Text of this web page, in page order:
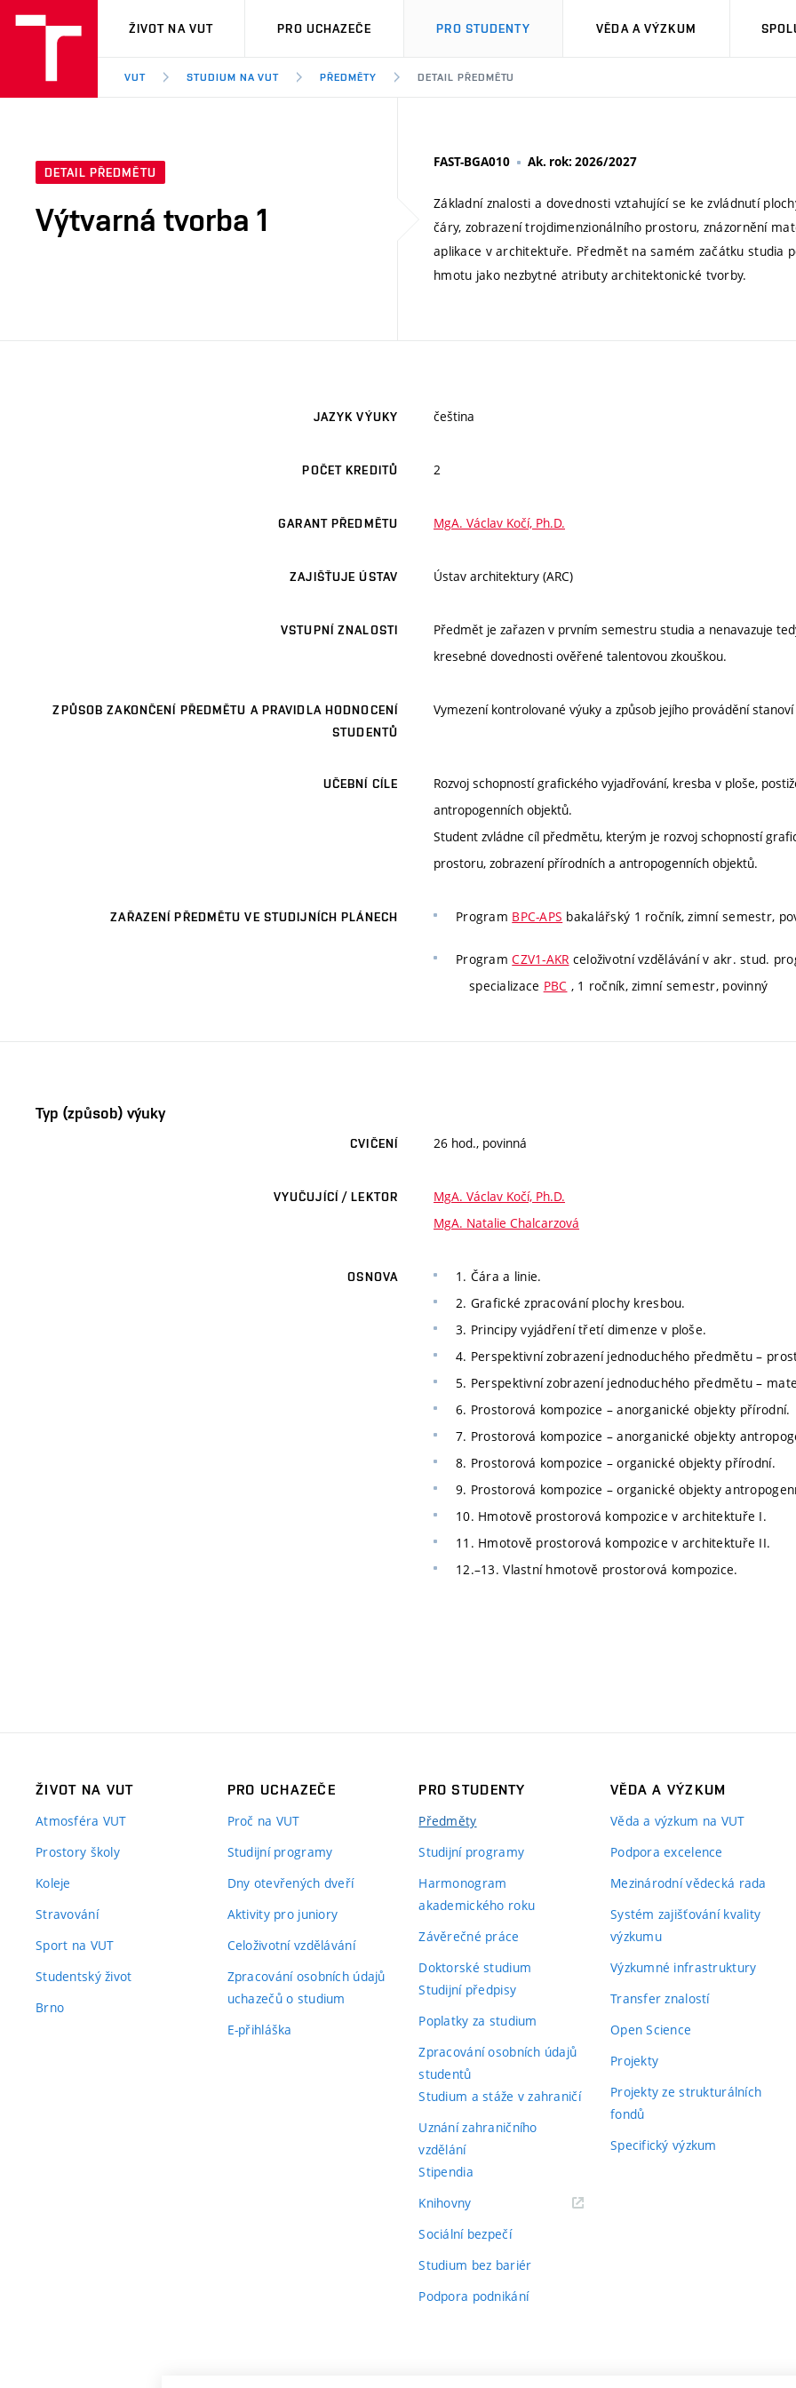
VUT
ŽIVOT NA VUT PRO UCHAZEČE PRO STUDENTY VĚDA A VÝZKUM
VUT STUDIUM NA VUT PŘEDMĚTY DETAIL PŘEDMĚTU
DETAIL PŘEDMĚTU
Výtvarná tvorba 1
FAST-BGA010 Ak. rok: 2026/2027
Základní znalosti a dovednosti vztahující se ke zvládnutí
čáry, zobrazení trojdimenzionálního prostoru, znázornění
aplikace v architektuře. Předmět na samém začátku studia
hmotu jako nezbytné atributy architektonické tvorby.
JAZYK VÝUKY čeština
POČET KREDITŮ 2
GARANT PŘEDMĚTU MgA. Václav Kočí, Ph.D.
ZAJIŠŤUJE ÚSTAV Ústav architektury (ARC)
VSTUPNÍ ZNALOSTI
Předmět je zařazen v prvním semestru studia a nenavazuje
kresebné dovednosti ověřené talentovou zkouškou.
ZPŮSOB ZAKONČENÍ PŘEDMĚTU A PRAVIDLA HODNOCENÍ
STUDENTŮ
Vymezení kontrolované výuky a způsob jejího provádění
UČEBNÍ CÍLE
Rozvoj schopností grafického vyjadřování, kresba v ploše,
antropogenních objektů.
Student zvládne cíl předmětu, kterým je rozvoj schopností
prostoru, zobrazení přírodních a antropogenních objektů.
ZAŘAZENÍ PŘEDMĚTU VE STUDIJNÍCH PLÁNECH Program BPC-APS bakalářský 1 ročník, zimní semestr,
ProgramCZV1-AKR celoživotní vzdělávání v akr. stud.
specializace PBC , 1 ročník, zimní semestr, povinný
Typ (způsob) výuky
CVIČENÍ 26 hod., povinná
VYUČUJÍCÍ / LEKTOR
MgA. Václav Kočí, Ph.D.
MgA. Natalie Chalcarzová
OSNOVA
1. Čára a linie.
2. Grafické zpracování plochy kresbou.
3. Principy vyjádření třetí dimenze v ploše.
4. Perspektivní zobrazení jednoduchého předmětu –
5. Perspektivní zobrazení jednoduchého předmětu –
6. Prostorová kompozice – anorganické objekty přírodní.
7. Prostorová kompozice – anorganické objekty
8. Prostorová kompozice – organické objekty přírodní.
9. Prostorová kompozice – organické objekty
10. Hmotově prostorová kompozice v architektuře I.
11. Hmotově prostorová kompozice v architektuře II.
12.–13. Vlastní hmotově prostorová kompozice.
ŽIVOT NA VUT
Atmosféra VUT
Prostory školy
Koleje
Stravování
Sport na VUT
Studentský život
Brno
PRO UCHAZEČE
Proč na VUT
Studijní programy
Dny otevřených dveří
Aktivity pro juniory
Celoživotní vzdělávání
Zpracování osobních údajů
uchazečů o studium
E-přihláška
PRO STUDENTY
Předměty
Studijní programy
Harmonogram
akademického roku
Závěrečné práce
Doktorské studium
Studijní předpisy
Poplatky za studium
Zpracování osobních údajů
studentů
Studium a stáže v zahraničí
Uznání zahraničního
vzdělání
Stipendia
Knihovny(externí
Sociální bezpečí
Studium bez bariér
Podpora podnikání
VĚDA A VÝZKUM
Věda a výzkum na VUT
Podpora excelence
Mezinárodní vědecká rada
Systém zajišťování kvality
výzkumu
Výzkumné infrastruktury
Transfer znalostí
Open Science
Projekty
Projekty ze strukturálních
fondů
Specifický výzkum